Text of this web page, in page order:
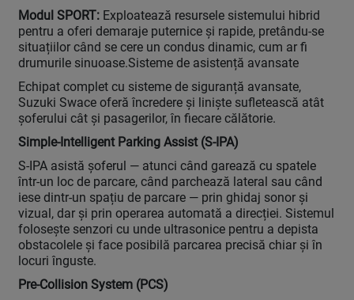
Modul SPORT: Exploatează resursele sistemului hibrid
pentru a oferi demaraje puternice și rapide, pretându-se
situațiilor când se cere un condus dinamic, cum ar fi
drumurile sinuoase.Sisteme de asistență avansate
Echipat complet cu sisteme de siguranță avansate,
Suzuki Swace oferă încredere și liniște sufletească atât
șoferului cât și pasagerilor, în fiecare călătorie.
Simple-Intelligent Parking Assist (S-IPA)
S-IPA asistă șoferul — atunci când garează cu spatele
într-un loc de parcare, când parchează lateral sau când
iese dintr-un spațiu de parcare — prin ghidaj sonor și
vizual, dar și prin operarea automată a direcției. Sistemul
folosește senzori cu unde ultrasonice pentru a depista
obstacolele și face posibilă parcarea precisă chiar și în
locuri înguste.
Pre-Collision System (PCS)